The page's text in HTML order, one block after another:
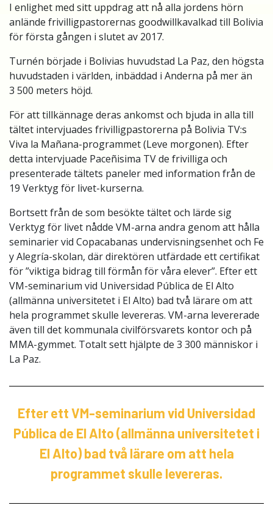
I enlighet med sitt uppdrag att nå alla jordens hörn
anlände frivilligpastorernas goodwillkavalkad till Bolivia
för första gången i slutet av 2017.
Turnén började i Bolivias huvudstad La Paz, den högsta
huvudstaden i världen, inbäddad i Anderna på mer än
3 500 meters höjd.
För att tillkännage deras ankomst och bjuda in alla till
tältet intervjuades frivilligpastorerna på Bolivia TV:s
Viva la Mañana-programmet (Leve morgonen). Efter
detta intervjuade Paceñisima TV de frivilliga och
presenterade tältets paneler med information från de
19 Verktyg för livet-kurserna.
Bortsett från de som besökte tältet och lärde sig
Verktyg för livet nådde VM-arna andra genom att hålla
seminarier vid Copacabanas undervisningsenhet och Fe
y Alegría-skolan, där direktören utfärdade ett certifikat
för ”viktiga bidrag till förmån för våra elever”. Efter ett
VM-seminarium vid Universidad Pública de El Alto
(allmänna universitetet i El Alto) bad två lärare om att
hela programmet skulle levereras. VM-arna levererade
även till det kommunala civilförsvarets kontor och på
MMA-gymmet. Totalt sett hjälpte de 3 300 människor i
La Paz.
Efter ett VM-seminarium vid Universidad
Pública de El Alto (allmänna universitetet i
El Alto) bad två lärare om att hela
programmet skulle levereras.